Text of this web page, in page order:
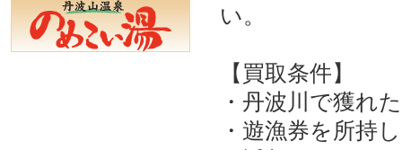
い。
【買取条件】
・丹波川で獲れ
・遊漁券を所持